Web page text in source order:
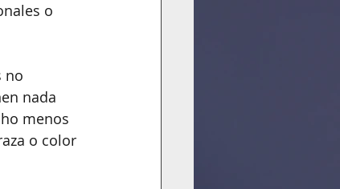
o
no
nada
menos
o color